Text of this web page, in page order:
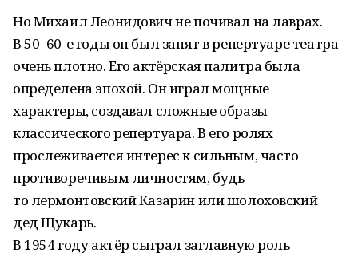
Но Михаил Леонидович не почивал на лаврах.
В 50–60-е годы он был занят в репертуаре театра
очень плотно. Его актёрская палитра была
определена эпохой. Он играл мощные
характеры, создавал сложные образы
классического репертуара. В его ролях
прослеживается интерес к сильным, часто
противоречивым личностям, будь
то лермонтовский Казарин или шолоховский
дед Щукарь.
В 1954 году актёр сыграл заглавную роль